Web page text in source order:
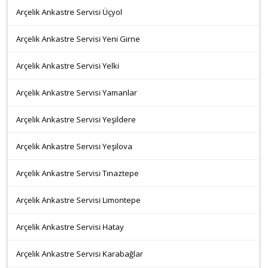
Arçelik Ankastre Servisi Üçyol
Arçelik Ankastre Servisi Yeni Girne
Arçelik Ankastre Servisi Yelki
Arçelik Ankastre Servisi Yamanlar
Arçelik Ankastre Servisi Yeşildere
Arçelik Ankastre Servisi Yeşilova
Arçelik Ankastre Servisi Tınaztepe
Arçelik Ankastre Servisi Limontepe
Arçelik Ankastre Servisi Hatay
Arçelik Ankastre Servisi Karabağlar